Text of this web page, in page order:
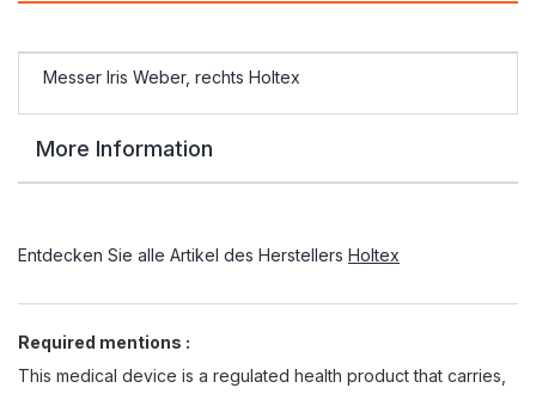
Messer Iris Weber, rechts Holtex
More Information
Entdecken Sie alle Artikel des Herstellers Holtex
Required mentions :
This medical device is a regulated health product that carries,